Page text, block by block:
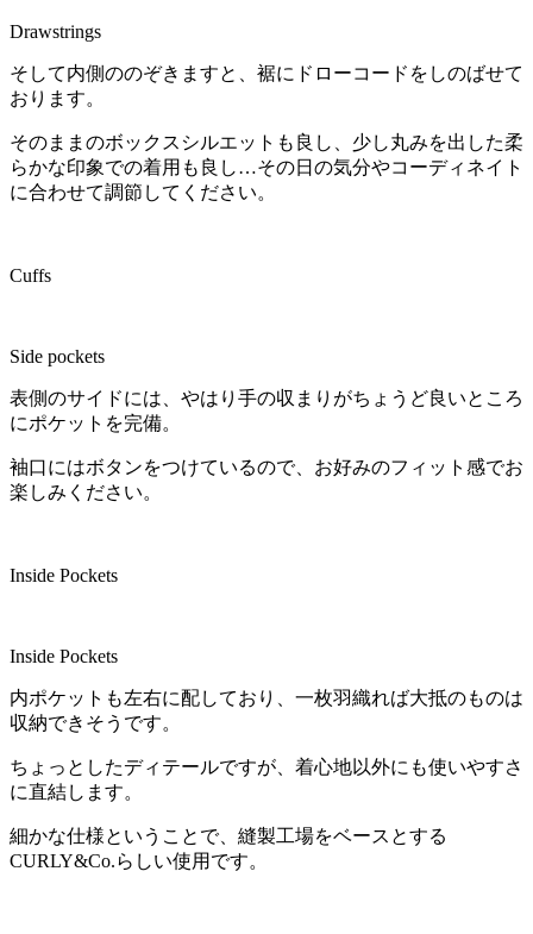
Drawstrings
そして内側ののぞきますと、裾にドローコードをしのばせて
おります。
そのままのボックスシルエットも良し、少し丸みを出した柔
らかな印象での着用も良し…その日の気分やコーディネイト
に合わせて調節してください。
Cuffs
Side pockets
表側のサイドには、やはり手の収まりがちょうど良いところ
にポケットを完備。
袖口にはボタンをつけているので、お好みのフィット感でお
楽しみください。
Inside Pockets
Inside Pockets
内ポケットも左右に配しており、一枚羽織れば大抵のものは
収納できそうです。
ちょっとしたディテールですが、着心地以外にも使いやすさ
に直結します。
細かな仕様ということで、縫製工場をベースとする
CURLY&Co.らしい使用です。